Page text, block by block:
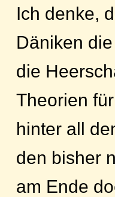
Ich denke,
Däniken
die
Theorien
hinter all
den bisher
am Ende